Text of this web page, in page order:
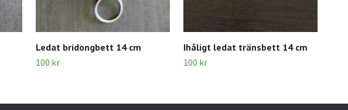
Ledat bridongbett 14 cm
100 kr
Ihåligt ledat tränsbett 14 cm
100 kr